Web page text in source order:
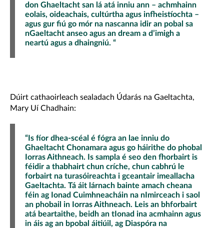
don Ghaeltacht san lá atá inniu ann – achmhainn
eolais, oideachais, cultúrtha agus infheistíochta –
agus gur fiú go mór na nascanna idir an pobal sa
nGaeltacht anseo agus an dream a d’imigh a
neartú agus a dhaingniú. “
Dúirt cathaoirleach sealadach Údarás na Gaeltachta,
Mary Uí Chadhain:
“Is fíor dhea-scéal é fógra an lae inniu do
Ghaeltacht Chonamara agus go háirithe do phobal
Iorras Aithneach. Is sampla é seo den fhorbairt is
féidir a thabhairt chun críche, chun cabhrú le
forbairt na turasóireachta i gceantair imeallacha
Gaeltachta. Tá áit lárnach bainte amach cheana
féin ag Ionad Cuimhneacháin na nImirceach i saol
an phobail in Iorras Aithneach. Leis an bhforbairt
atá beartaithe, beidh an tIonad ina acmhainn agus
in áis ag an bpobal áitiúil, ag Diaspóra na